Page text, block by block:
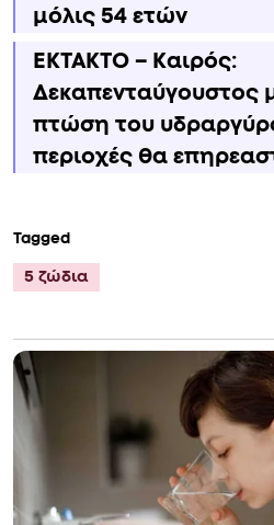
μόλις 54 ετών
ΕΚΤΑΚΤΟ – Καιρός:
Δεκαπενταύγουστος
πτώση του
περιοχές θα
Tagged
5 ζώδια